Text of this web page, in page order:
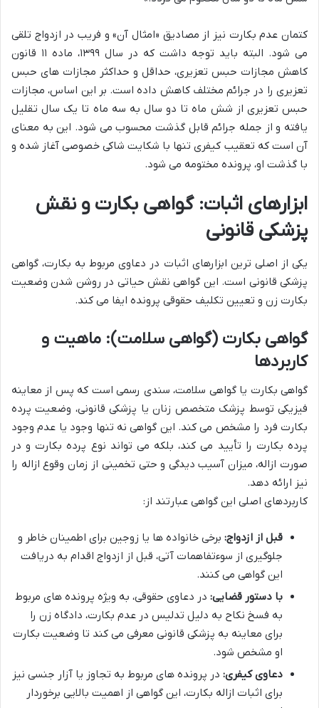
کتمان عدم بکارت نیز از مصادیق «امثال آن» و فریب در ازدواج تلقی
می شود. البته باید توجه داشت که در سال ۱۳۹۹، ماده ۱۱ قانون
کاهش مجازات حبس تعزیری، حداقل و حداکثر مجازات های حبس
تعزیری را در جرائم مختلف کاهش داده است. بر این اساس، مجازات
حبس تعزیری از شش ماه تا دو سال به سه ماه تا یک سال تقلیل
یافته و از جمله جرائم قابل گذشت محسوب می شود. این به معنای
آن است که تعقیب کیفری تنها با شکایت شاکی خصوصی آغاز شده و
با گذشت او، پرونده مختومه می شود.
ابزارهای اثبات: گواهی بکارت و نقش
پزشکی قانونی
یکی از اصلی ترین ابزارهای اثبات در دعاوی مربوط به بکارت، گواهی
پزشکی قانونی است. این گواهی نقش حیاتی در روشن شدن وضعیت
بکارت زن و تعیین تکلیف حقوقی پرونده ایفا می کند.
گواهی بکارت (گواهی سلامت): ماهیت و
کاربردها
گواهی بکارت یا گواهی سلامت، سندی رسمی است که پس از معاینه
فیزیکی توسط پزشک متخصص زنان یا پزشکی قانونی، وضعیت پرده
بکارت فرد را مشخص می کند. این گواهی نه تنها وجود یا عدم وجود
پرده بکارت را تأیید می کند، بلکه می تواند نوع پرده بکارت و در
صورت ازاله، میزان آسیب دیدگی و حتی تخمینی از زمان وقوع ازاله را
نیز ارائه دهد.
کاربردهای اصلی این گواهی عبارتند از:
قبل از ازدواج: برخی خانواده ها یا زوجین برای اطمینان خاطر و
جلوگیری از سوءتفاهمات آتی، قبل از ازدواج اقدام به دریافت
این گواهی می کنند.
با دستور قضایی: در دعاوی حقوقی، به ویژه پرونده های مربوط
به فسخ نکاح به دلیل تدلیس در عدم بکارت، دادگاه زن را
برای معاینه به پزشکی قانونی معرفی می کند تا وضعیت بکارت
او مشخص شود.
دعاوی کیفری: در پرونده های مربوط به تجاوز یا آزار جنسی نیز
برای اثبات ازاله بکارت، این گواهی از اهمیت بالایی برخوردار